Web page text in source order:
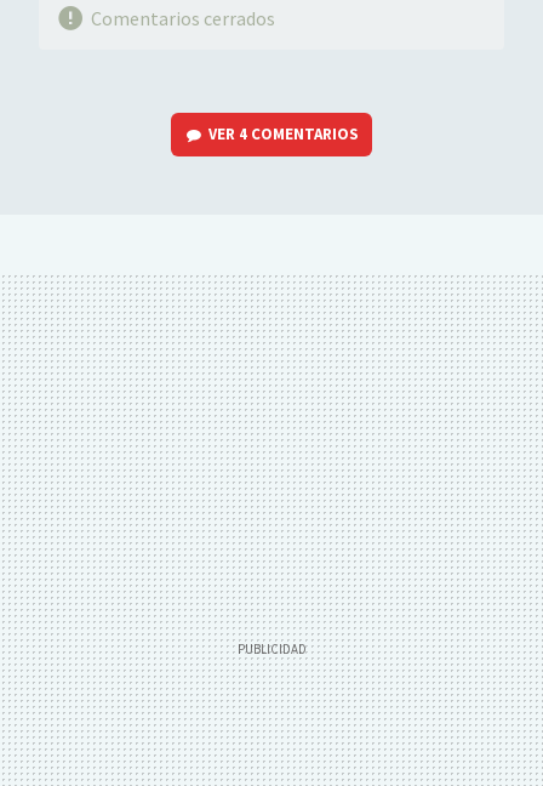
Comentarios cerrados
VER 4 COMENTARIOS